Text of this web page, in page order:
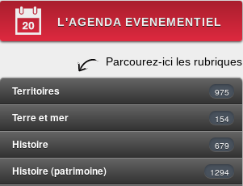
L'AGENDA EVENEMENTIEL
Parcourez-ici les rubriques
Territoires 975
Terre et mer 154
Histoire 679
Histoire (patrimoine) 1294